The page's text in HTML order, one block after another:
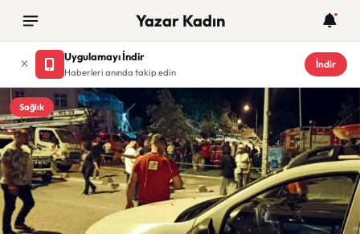
Yazar Kadın
Uygulamayı İndir
Haberleri anında takip edin
İndir
Sağlık